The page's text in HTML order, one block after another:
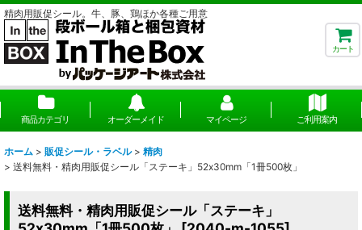
精肉用販促シール。牛、豚、鶏ほか各種ご用意
カート
商品カテゴリ オーダーメイド マイページ ご利用案内
ホーム > 販促シール・ラベル > 精肉
> 送料無料・精肉用販促シール「ステーキ」52x30mm「1冊500枚」
送料無料・精肉用販促シール「ステーキ」